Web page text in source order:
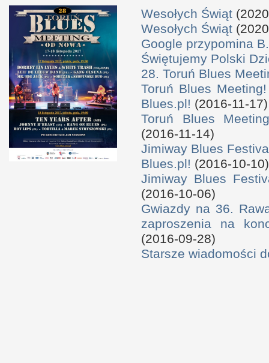
Wesołych Świąt
Wesołych Świąt
Google przypomina
Świętujemy Polski
28. Toruń Blues
Toruń Blues
Blues.pl! (2016-11-17)
Toruń Blues
(2016-11-14)
Jimiway Blues
Blues.pl! (2016-10-10)
Jimiway Blues
(2016-10-06)
Gwiazdy na 36.
zaproszenia na
(2016-09-28)
Starsze wiadomości